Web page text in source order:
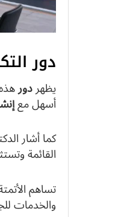
دور
يظهردور
أسهل مع
كما أشار
القائمة
تساهم
والخدمات